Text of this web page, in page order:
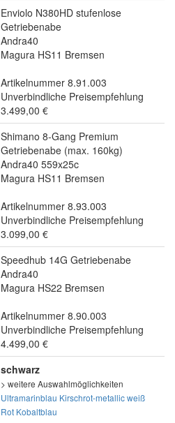
Enviolo N380HD stufenlose
Getriebenabe
Andra40
Magura HS11 Bremsen
Artikelnummer 8.91.003
Unverbindliche Preisempfehlung
3.499,00 €
Shimano 8-Gang Premium
Getriebenabe (max. 160kg)
Andra40 559x25c
Magura HS11 Bremsen
Artikelnummer 8.93.003
Unverbindliche Preisempfehlung
3.099,00 €
Speedhub 14G Getriebenabe
Andra40
Magura HS22 Bremsen
Artikelnummer 8.90.003
Unverbindliche Preisempfehlung
4.499,00 €
schwarz
> weitere Auswahlmöglichkeiten
Ultramarinblau Kirschrot-metallicweiß
Rot Kobaltblau